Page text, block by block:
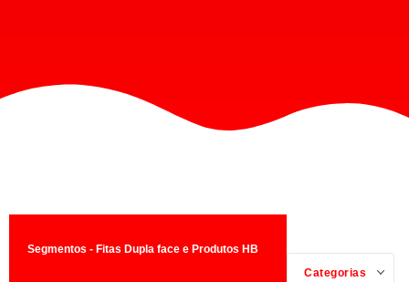
Segmentos - Fitas Dupla face e Produtos HB
Categorias